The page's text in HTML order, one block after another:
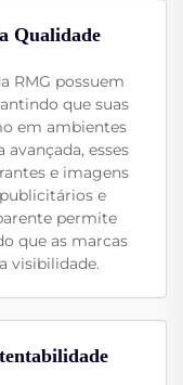
Qualidade
RMG possuem
que suas
em ambientes
esses
e imagens
e
permite
que as marcas
visibilidade.